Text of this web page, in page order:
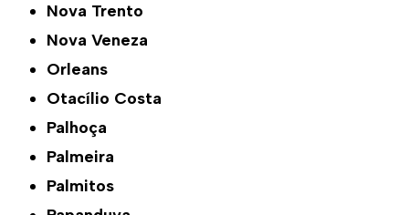
Nova Trento
Nova Veneza
Orleans
Otacílio Costa
Palhoça
Palmeira
Palmitos